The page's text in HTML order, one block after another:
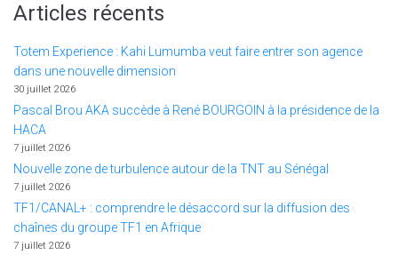
Articles récents
Totem Experience : Kahi Lumumba veut faire entrer son agence
dans une nouvelle dimension
30 juillet 2026
Pascal Brou AKA succède à René BOURGOIN à la présidence de la
HACA
7 juillet 2026
Nouvelle zone de turbulence autour de la TNT au Sénégal
7 juillet 2026
TF1/CANAL+ : comprendre le désaccord sur la diffusion des
chaînes du groupe TF1 en Afrique
7 juillet 2026